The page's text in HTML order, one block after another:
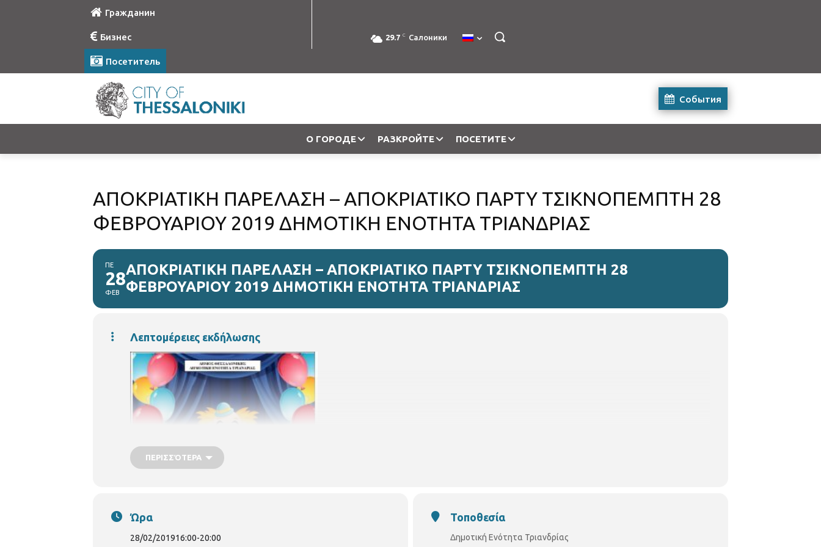
Гражданин
Бизнес
Посетитель
29.7 C Салоники
События
О ГОРОДЕ РАЗКРОЙТЕ ПОСЕТИТЕ
ΑΠΟΚΡΙΑΤΙΚΗ ΠΑΡΕΛΑΣΗ – ΑΠΟΚΡΙΑΤΙΚΟ ΠΑΡΤΥ ΤΣΙΚΝΟΠΕΜΠΤΗ 28
ΦΕΒΡΟΥΑΡΙΟΥ 2019 ΔΗΜΟΤΙΚΗ ΕΝΟΤΗΤΑ ΤΡΙΑΝΔΡΙΑΣ
ΠΕ
28
ΦΕΒ
ΑΠΟΚΡΙΑΤΙΚΗ ΠΑΡΕΛΑΣΗ – ΑΠΟΚΡΙΑΤΙΚΟ ΠΑΡΤΥ ΤΣΙΚΝΟΠΕΜΠΤΗ 28
ΦΕΒΡΟΥΑΡΙΟΥ 2019 ΔΗΜΟΤΙΚΗ ΕΝΟΤΗΤΑ ΤΡΙΑΝΔΡΙΑΣ
Λεπτομέρειες εκδήλωσης
ΠΕΡΙΣΣΌΤΕΡΑ
Ώρα
28/02/201916:00-20:00
Τοποθεσία
Δημοτική Ενότητα Τριανδρίας